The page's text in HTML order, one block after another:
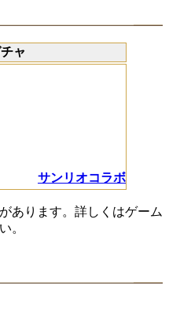
ャ
サンリオコラボ
あります。詳しくはゲーム
。